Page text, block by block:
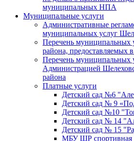
муниципальных НПА
Муниципальные услуги
Административные
муниципальных услуг
Перечень муниципальных
района,
Перечень муниципальных
Администрацией
района
Платные услуги
Детский сад №6
Детский сад № 9
Детский сад №10
Детский сад № 14
Детский сад № 15
МБУ ШР спортивная